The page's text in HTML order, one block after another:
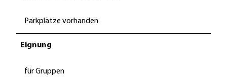
Parkplätze vorhanden
Eignung
für Gruppen